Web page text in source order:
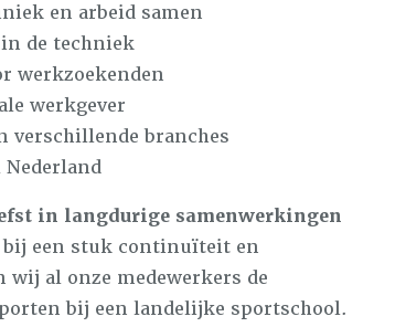
en arbeid samen
de techniek
werkzoekenden
werkgever
verschillende branches
Nederland
in langdurige samenwerkingen
bij een stuk continuïteit en
wij al onze medewerkers de
bij een landelijke sportschool.